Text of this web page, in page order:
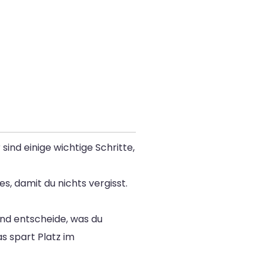
einige wichtige Schritte,
damit du nichts vergisst.
entscheide, was du
spart Platz im